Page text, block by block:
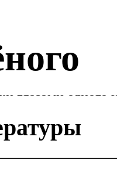
глазами одного